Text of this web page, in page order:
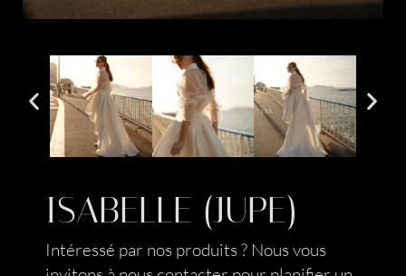
ISABELLE (JUPE)
Intéressé par nos produits ? Nous vous